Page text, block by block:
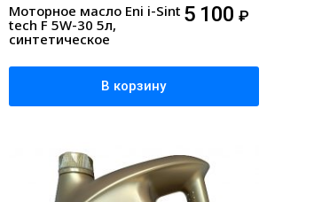
Моторное масло Eni i-Sint
tech F 5W-30 5л,
синтетическое
5 100 ₽
В корзину